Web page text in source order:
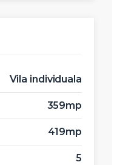
Vila individuala
359mp
419mp
5